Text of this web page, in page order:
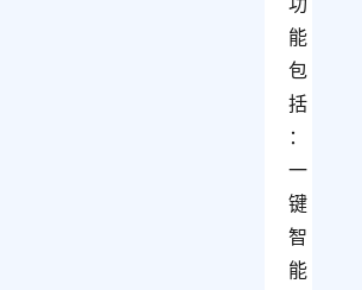
能
包
括
：
一
键
智
能